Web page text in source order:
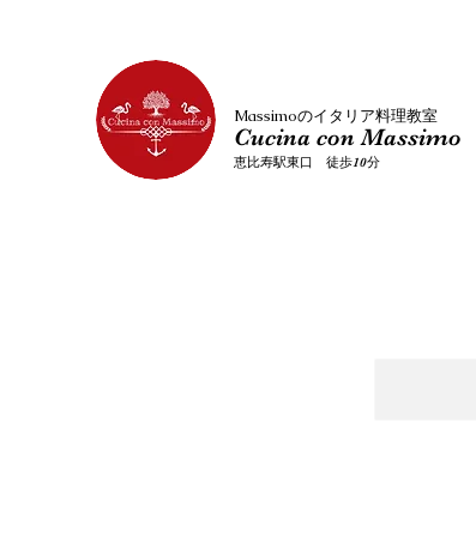
​Massimoのイタリア料理教室
Cucina con Massimo
恵比寿駅東口 徒歩10分